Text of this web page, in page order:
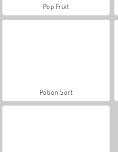
Pop Fruit
Potion Sort